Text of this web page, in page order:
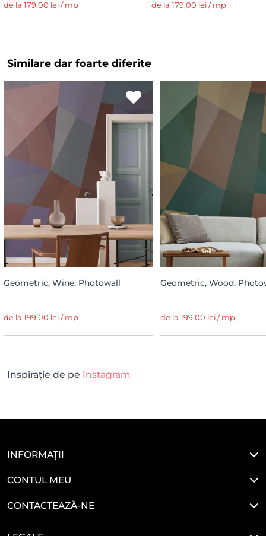
de la 179,00 lei / mp de la 179,00 lei / mp
Similare dar foarte diferite
Geometric, Wine, Photowall
de la 199,00 lei / mp
Geometric, Wood,
de la 199,00 lei / mp
Inspirație de pe Instagram
INFORMAȚII
CONTUL MEU
CONTACTEAZĂ-NE